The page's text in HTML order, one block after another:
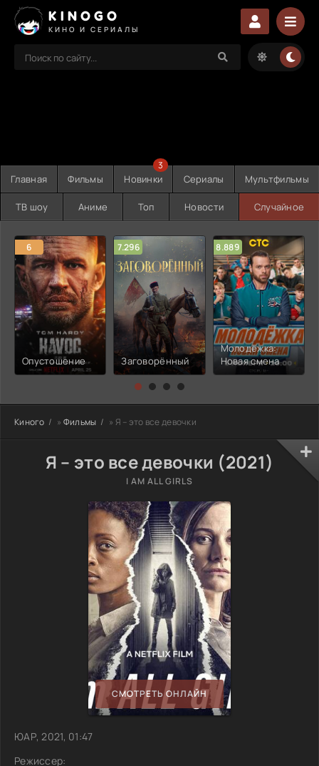
KINOGO
КИНО И СЕРИАЛЫ
Главная Фильмы Новинки
3
Сериалы Мультфильмы
ТВ шоу Аниме Топ Новости Случайное
6
Опустошение
7.296
Заговорённый
8.889
Молодёжка:
Новая смена
Киного » Фильмы » Я – это все девочки
Я – это все девочки (2021)
I AM ALL GIRLS
СМОТРЕТЬ ОНЛАЙН
ЮАР, 2021, 01:47
Режиссер: